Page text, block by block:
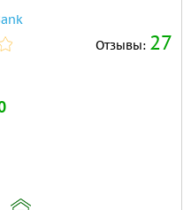
Отзывы: 27